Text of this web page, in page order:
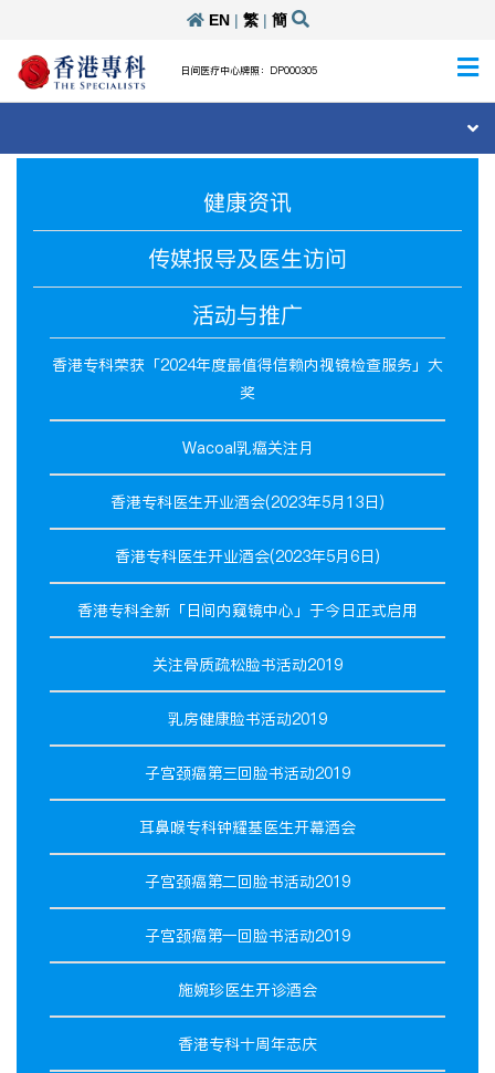
EN| 繁| 簡
日间医疗中心牌照：DP000305
健康资讯
传媒报导及医生访问
活动与推广
香港专科荣获「2024年度最值得信赖内视镜检查服务」大
奖
Wacoal乳癌关注月
香港专科医生开业酒会(2023年5月13日)
香港专科医生开业酒会(2023年5月6日)
香港专科全新「日间内窥镜中心」于今日正式启用
关注骨质疏松脸书活动2019
乳房健康脸书活动2019
子宫颈癌第三回脸书活动2019
耳鼻喉专科钟耀基医生开幕酒会
子宫颈癌第二回脸书活动2019
子宫颈癌第一回脸书活动2019
施婉珍医生开诊酒会
香港专科十周年志庆